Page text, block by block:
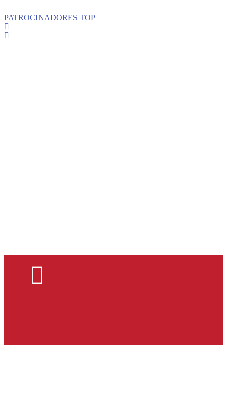
PATROCINADORES TOP